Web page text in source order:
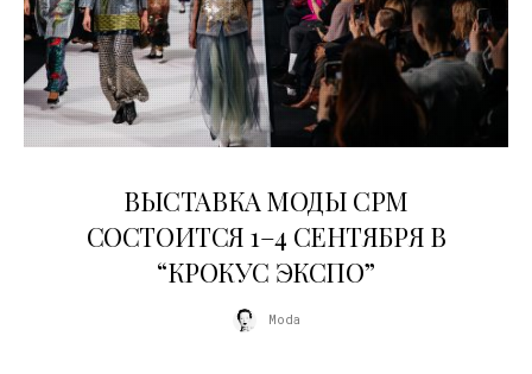
ВЫСТАВКА МОДЫ CPM
СОСТОИТСЯ 1–4 СЕНТЯБРЯ В
“КРОКУС ЭКСПО”
Moda